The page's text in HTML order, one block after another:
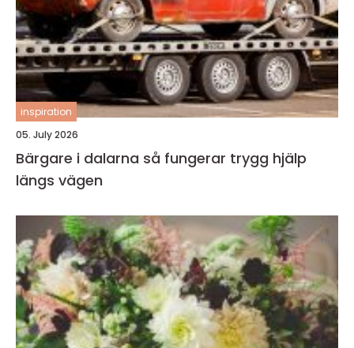
inspiration
05. July 2026
Bärgare i dalarna så fungerar trygg hjälp
längs vägen